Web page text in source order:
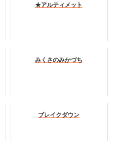
★アルティメット
みくさのみかづち
ブレイクダウン